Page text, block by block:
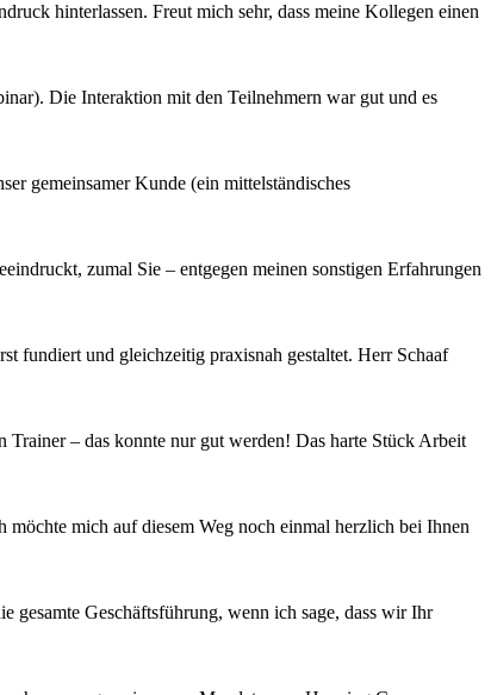
hinterlassen. Freut mich sehr, dass meine Kollegen einen
Die Interaktion mit den Teilnehmern war gut und es
gemeinsamer Kunde (ein mittelständisches
zumal Sie – entgegen meinen sonstigen Erfahrungen
fundiert und gleichzeitig praxisnah gestaltet. Herr Schaaf
– das konnte nur gut werden! Das harte Stück Arbeit
mich auf diesem Weg noch einmal herzlich bei Ihnen
gesamte Geschäftsführung, wenn ich sage, dass wir Ihr